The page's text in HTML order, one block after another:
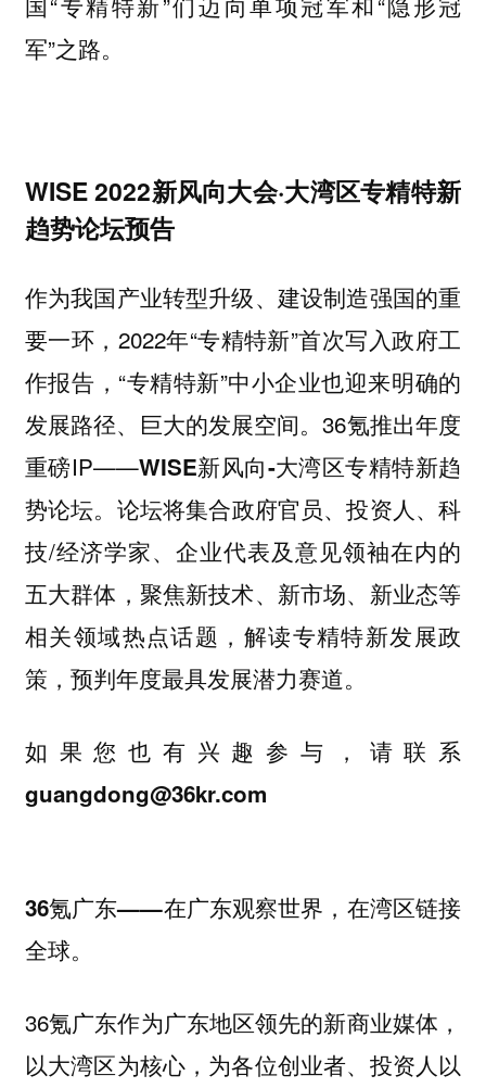
军”之路。
WISE 2022新风向大会·大湾区专精特新
趋势论坛预告
作为我国产业转型升级、建设制造强国的重
要一环，2022年“专精特新”首次写入政府工
作报告，“专精特新”中小企业也迎来明确的
发展路径、巨大的发展空间。36氪推出年度
重磅IP——WISE新风向-大湾区专精特新趋
势论坛。论坛将集合政府官员、投资人、科
技/经济学家、企业代表及意见领袖在内的
五大群体，聚焦新技术、新市场、新业态等
相关领域热点话题，解读专精特新发展政
策，预判年度最具发展潜力赛道。
如果您也有兴趣参与，请联系
guangdong@36kr.com
36氪广东——在广东观察世界，在湾区链接
全球。
36氪广东作为广东地区领先的新商业媒体，
以大湾区为核心，为各位创业者、投资人以